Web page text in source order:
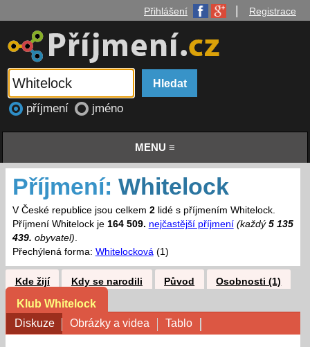
Přihlášení Registrace
příjmení jméno
MENU ≡
Příjmení: Whitelock
V České republice jsou celkem 2lidé s příjmením Whitelock.
Příjmení Whitelock je 164 509. nejčastější příjmení (každý 5 135
439. obyvatel).
Přechýlená forma: Whitelocková(1)
Kde žijí Kdy se narodili Původ Osobnosti (1)
Klub Whitelock
Diskuze
Obrázky a videa Tablo